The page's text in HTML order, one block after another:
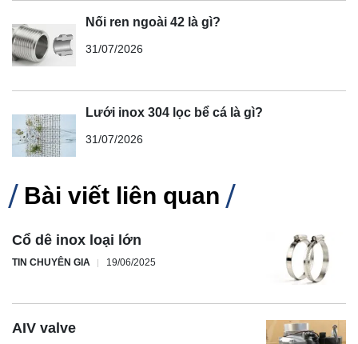
Nối ren ngoài 42 là gì?
31/07/2026
Lưới inox 304 lọc bể cá là gì?
31/07/2026
Bài viết liên quan
Cổ dê inox loại lớn
TIN CHUYÊN GIA 19/06/2025
AIV valve